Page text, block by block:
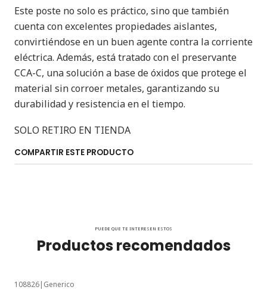
Este poste no solo es práctico, sino que también
cuenta con excelentes propiedades aislantes,
convirtiéndose en un buen agente contra la corriente
eléctrica. Además, está tratado con el preservante
CCA-C, una solución a base de óxidos que protege el
material sin corroer metales, garantizando su
durabilidad y resistencia en el tiempo.
SOLO RETIRO EN TIENDA
COMPARTIR ESTE PRODUCTO
PUEDE QUE TE INTERESEN ESTOS
Productos recomendados
108826| Generico